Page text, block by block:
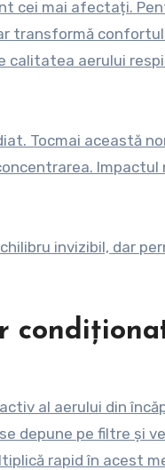
cei mai afectați.
transformă
aerului
Tocmai această
invizibil, dar
al aerului din
depune pe filtre și
rapid în acest